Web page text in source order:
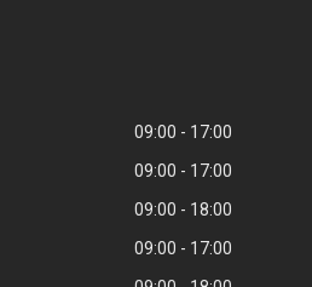
09:00
17:00
09:00
17:00
09:00
18:00
09:00
17:00